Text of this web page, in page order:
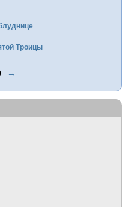
Троицы
→